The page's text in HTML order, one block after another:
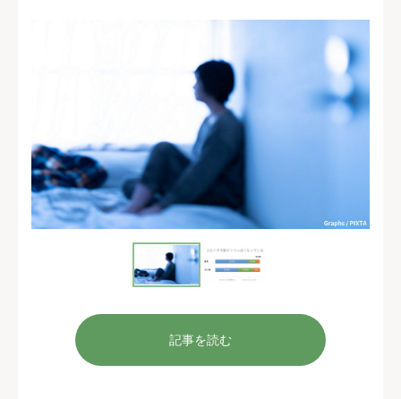
記事を読む